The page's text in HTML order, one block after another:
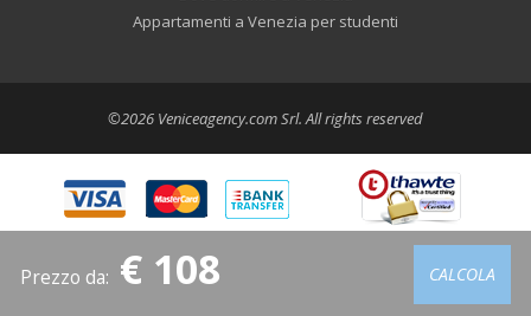
Prezzo da: € 108 CALCOLA
Appartamenti a Venezia per studenti
©2026 Veniceagency.com Srl. All rights reserved